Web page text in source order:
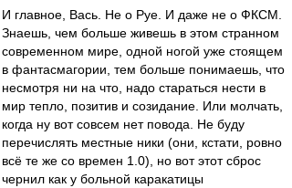
И главное, Вась. Не о Руе. И даже не о ФКСМ.
Знаешь, чем больше живешь в этом странном
современном мире, одной ногой уже стоящем
в фантасмагории, тем больше понимаешь, что
несмотря ни на что, надо стараться нести в
мир тепло, позитив и созидание. Или молчать,
когда ну вот совсем нет повода. Не буду
перечислять местные ники (они, кстати, ровно
всё те же со времен 1.0), но вот этот сброс
чернил как у больной каракатицы